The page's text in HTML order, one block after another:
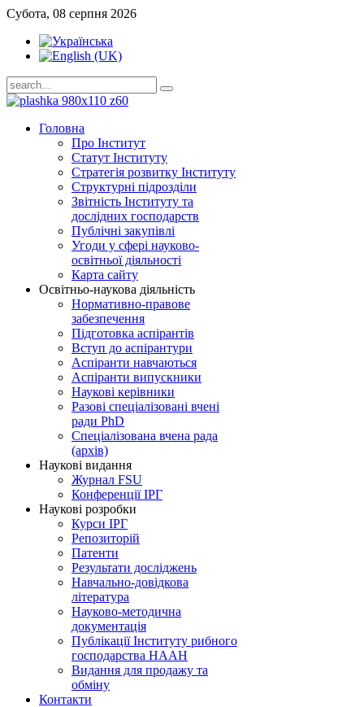
Субота, 08 серпня 2026
Головна
Про Інститут
Статут Інституту
Стратегія розвитку Інституту
Структурні підрозділи
Звітність Інституту та
дослідних господарств
Публічні закупівлі
Угоди у сфері науково-
освітньої діяльності
Карта сайту
Освітньо-наукова діяльність
Нормативно-правове
забезпечення
Підготовка аспірантів
Вступ до аспірантури
Аспіранти навчаються
Аспіранти випускники
Наукові керівники
Разові спеціалізовані вчені
ради PhD
Спеціалізована вчена рада
(архів)
Наукові видання
Журнал FSU
Конференції ІРГ
Наукові розробки
Курси ІРГ
Репозиторій
Патенти
Результати досліджень
Навчально-довідкова
література
Науково-методична
документація
Публікації Інституту рибного
господарства НААН
Видання для продажу та
обміну
Контакти